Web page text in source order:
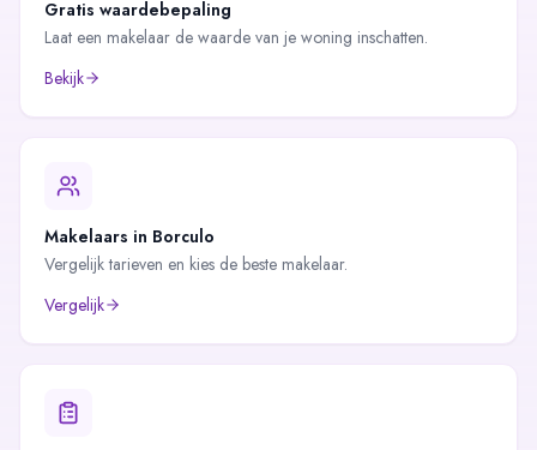
Gratis waardebepaling
Laat een makelaar de waarde van je woning inschatten.
Bekijk
Makelaars in Borculo
Vergelijk tarieven en kies de beste makelaar.
Vergelijk